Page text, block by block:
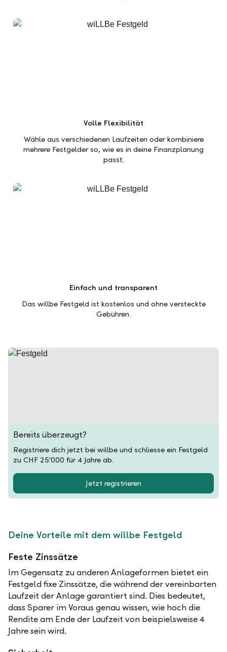
Volle Flexibilität
Wähle aus verschiedenen Laufzeiten oder kombiniere
mehrere Festgelder so, wie es in deine Finanzplanung
passt.
Einfach und transparent
Das willbe Festgeld ist kostenlos und ohne versteckte
Gebühren.
Bereits überzeugt?
Registriere dich jetzt bei willbe und schliesse ein Festgeld
zu CHF 25'000 für 4 Jahre ab.
Jetzt registrieren
Deine Vorteile mit dem willbe Festgeld
Feste Zinssätze
Im Gegensatz zu anderen Anlageformen bietet ein
Festgeld fixe Zinssätze, die während der vereinbarten
Laufzeit der Anlage garantiert sind. Dies bedeutet,
dass Sparer im Voraus genau wissen, wie hoch die
Rendite am Ende der Laufzeit von beispielsweise 4
Jahre sein wird.